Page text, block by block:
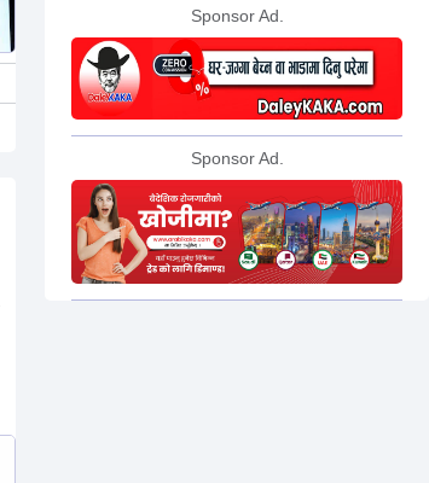
Sponsor Ad.
Sponsor Ad.